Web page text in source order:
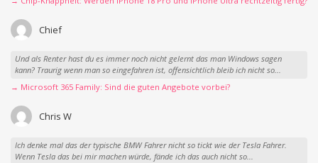
Chief
Und als Renter hast du es immer noch nicht gelernt das man Windows sagen
kann? Traurig wenn man so eingefahren ist, offensichtlich bleib ich nicht so...
→ Microsoft 365 Family: Sind die guten Angebote vorbei?
Chris W
Ich denke mal das der typische BMW Fahrer nicht so tickt wie der Tesla Fahrer.
Wenn Tesla das bei mir machen würde, fände ich das auch nicht so...